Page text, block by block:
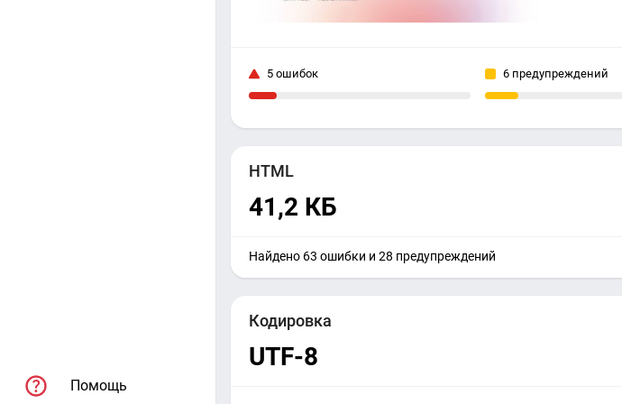
Помощь
5 ошибок 6 предупреждений
HTML
41,2 КБ
Найдено 63 ошибки и 28 предупреждений
Кодировка
UTF-8